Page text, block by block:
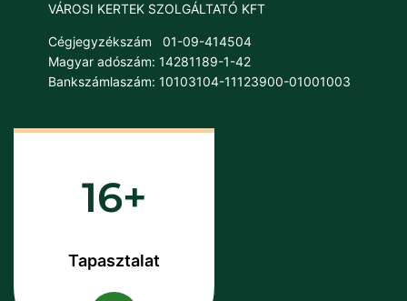
VÁROSI KERTEK SZOLGÁLTATÓ KFT
Cégjegyzékszám
01-09-414504
Magyar adószám: 14281189-1-42
Bankszámlaszám: 10103104-11123900-01001003
16
Tapasztalat